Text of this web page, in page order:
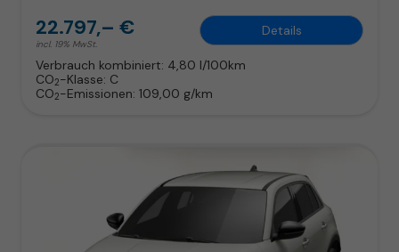
22.797,– €
incl. 19% MwSt.
Details
Verbrauch kombiniert: 4,80 l/100km
CO2-Klasse: C
CO2-Emissionen: 109,00 g/km